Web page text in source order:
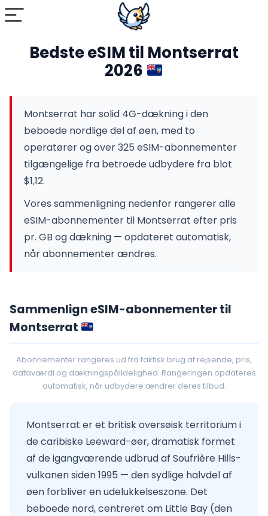
Bedste eSIM til Montserrat
2026
Montserrat har solid 4G-dækning i den
beboede nordlige del af øen, med to
operatører og over 325 eSIM-abonnementer
tilgængelige fra betroede udbydere fra blot
$1,12.
Vores sammenligning nedenfor rangerer alle
eSIM-abonnementer til Montserrat efter pris
pr. GB og dækning — opdateret automatisk,
når abonnementer ændres.
Sammenlign eSIM-abonnementer til
Montserrat
Abonnementer rangeres ud fra faktisk brug af rejsende, pris,
dataværdi og dækningspålidelighed. Rangeringen opdateres
automatisk, når udbydere ændrer deres tilbud.
Montserrat er et britisk oversøisk territorium i
de caribiske Leeward-øer, dramatisk formet
af de igangværende udbrud af Soufrière Hills-
vulkanen siden 1995 — den sydlige halvdel af
øen forbliver en udelukkelseszone. Det
beboede nord, centreret om Little Bay (den